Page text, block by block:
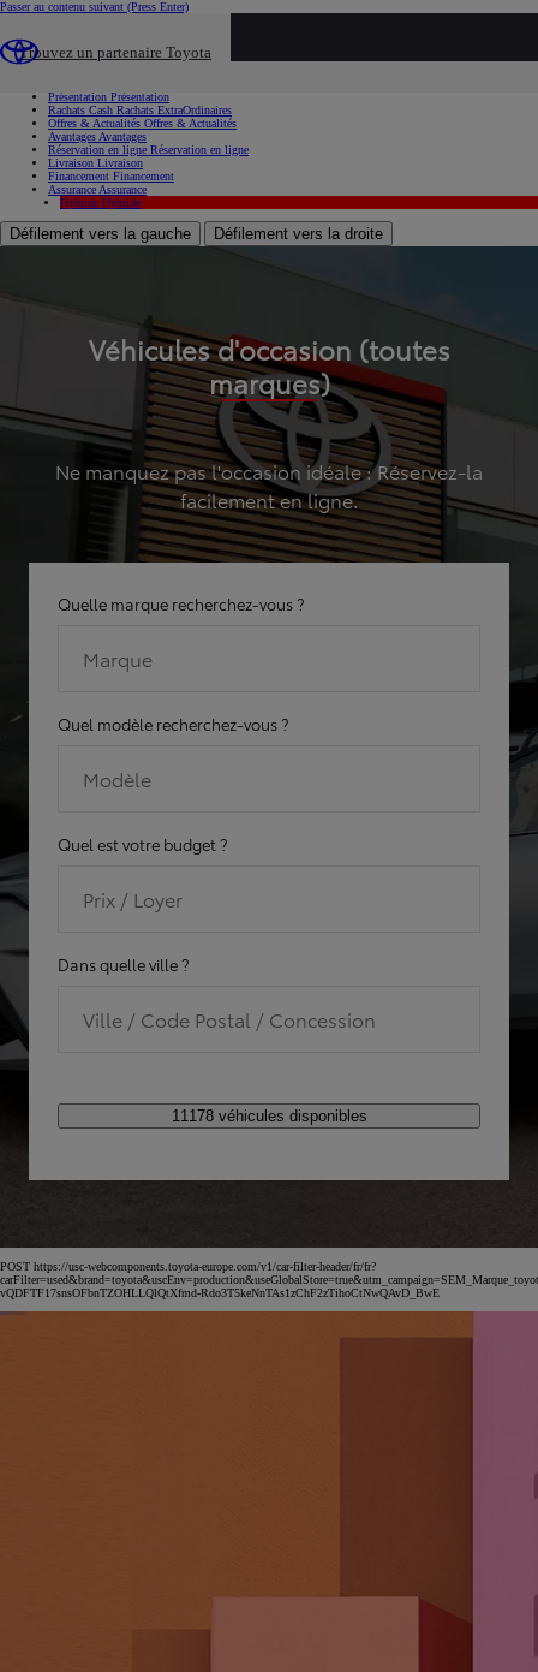
Passer au contenu suivant (Press Enter)
Trouvez un partenaire Toyota
Présentation Présentation
Rachats Cash Rachats ExtraOrdinaires
Offres & Actualités Offres & Actualités
Avantages Avantages
Réservation en ligne Réservation en ligne
Livraison Livraison
Financement Financement
Assurance Assurance
Hybride Hybride
Défilement vers la gauche Défilement vers la droite
Véhicules d'occasion (toutes
marques)
Ne manquez pas l'occasion idéale : Réservez-la
facilement en ligne.
Quelle marque recherchez-vous ?
Marque
Quel modèle recherchez-vous ?
Modèle
Quel est votre budget ?
Prix / Loyer
Dans quelle ville ?
Ville / Code Postal / Concession
11178 véhicules disponibles
POST https://usc-webcomponents.toyota-europe.com/v1/car-filter-header/fr/fr?
vQDFTF17snsOFbnTZOHLLQlQtXfmd-Rdo3T5keNnTAs1zChF2zTihoCtNwQAvD_BwE